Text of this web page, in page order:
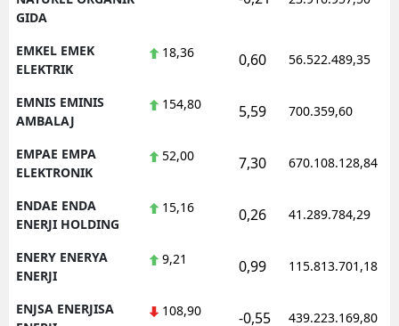
GIDA
EMKEL EMEK
ELEKTRIK
18,36 0,60 56.522.489,35
EMNIS EMINIS
AMBALAJ
154,80 5,59 700.359,60
EMPAE EMPA
ELEKTRONIK
52,00 7,30 670.108.128,84
ENDAE ENDA
ENERJI HOLDING
15,16 0,26 41.289.784,29
ENERY ENERYA
ENERJI
9,21 0,99 115.813.701,18
ENJSA ENERJISA
108,90 -0,55 439.223.169,80